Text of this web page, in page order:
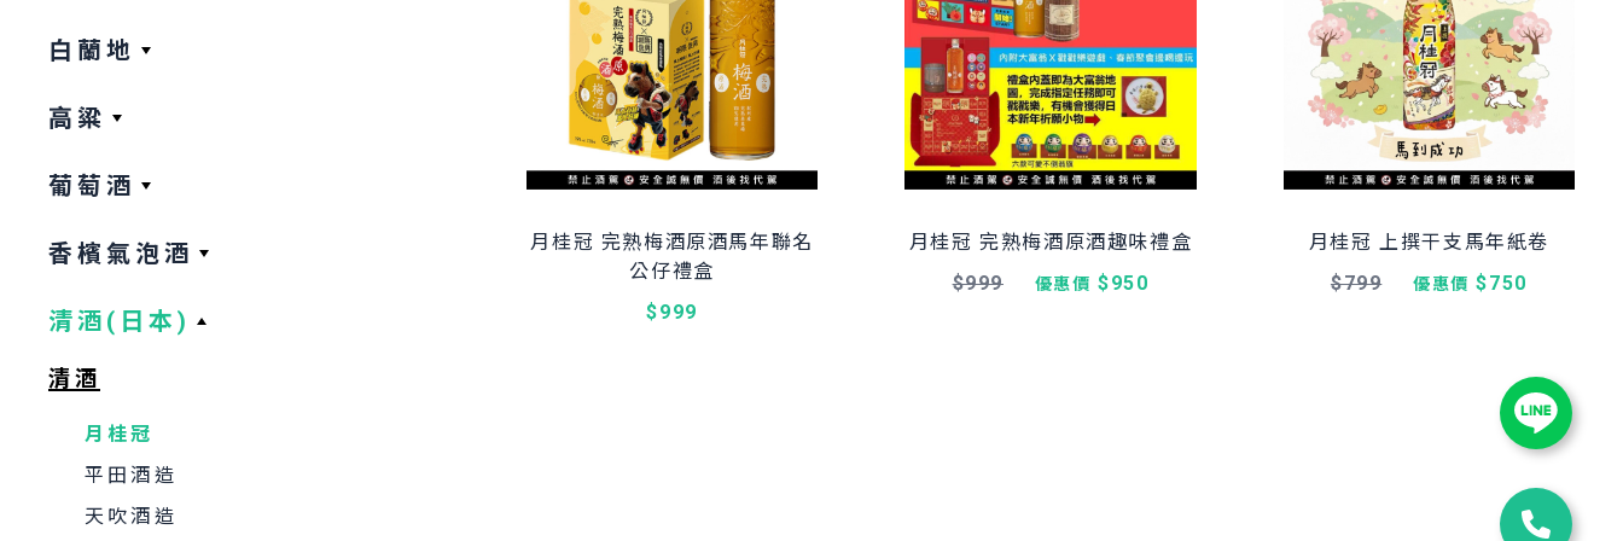
白蘭地
高粱
葡萄酒
香檳氣泡酒
清酒(日本)
清酒
月桂冠
平田酒造
天吹酒造
月桂冠 完熟梅酒原酒馬年聯名
公仔禮盒
$999
月桂冠 完熟梅酒原酒趣味禮盒
$999
優惠價 $950
月桂冠 上撰干支馬年紙卷
$799
優惠價 $750